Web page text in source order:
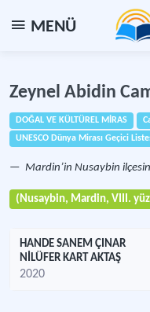
MENÜ
Zeynel Abidin
DOĞAL VE KÜLTÜREL MİRAS
UNESCO Dünya Mirası Geçici
Mardin’in Nusaybin
(Nusaybin, Mardin, VIII.
HANDE SANEM ÇINAR
NİLÜFER KART AKTAŞ
2020